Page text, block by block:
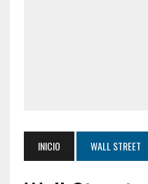
INICIO WALL STREET